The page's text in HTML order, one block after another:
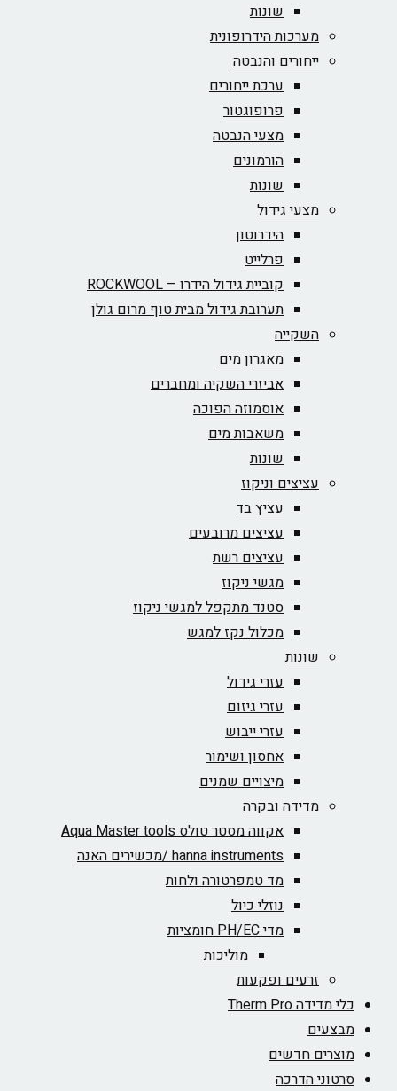
שונות
מערכות הידרופונית
ייחורים והנבטה
ערכת ייחורים
פרופוגטור
מצעי הנבטה
הורמונים
שונות
מצעי גידול
הידרוטון
פרלייט
קוביית גידול הידרו – ROCKWOOL‏
תערובת גידול מבית טוף מרום גולן
השקייה
מאגרון מים
אביזרי השקיה ומחברים
אוסמוזה הפוכה
משאבות מים
שונות
עציצים וניקוז
עציץ בד
עציצים מרובעים
עציצים רשת
מגשי ניקוז
סטנד מתקפל למגשי ניקוז
מכלול נקז למגש
שונות
עזרי גידול
עזרי גיזום
עזרי ייבוש
אחסון ושימור
מיצויים שמנים
מדידה ובקרה
אקווה מסטר טולס Aqua Master tools
hanna instruments /מכשירים האנה
מד טמפרטורה ולחות
נוזלי כיול
מדי PH/EC חומציות
מוליכות
זרעים ופקעות
כלי מדידה Therm Pro
מבצעים
מוצרים חדשים
סרטוני הדרכה